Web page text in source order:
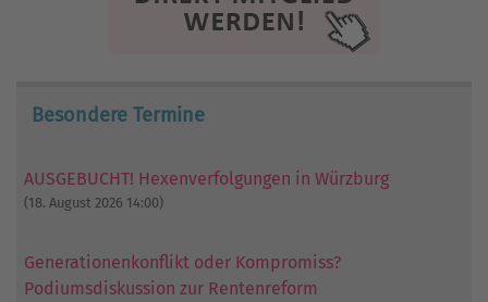
Besondere Termine
AUSGEBUCHT! Hexenverfolgungen in Würzburg
(18. August 2026 14:00)
Generationenkonflikt oder Kompromiss?
Podiumsdiskussion zur Rentenreform